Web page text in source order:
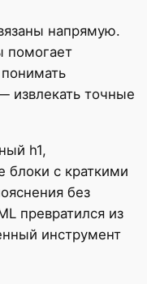
напрямую.
помогает
извлекать точные
h1,
блоки с краткими
без
превратился из
инструмент